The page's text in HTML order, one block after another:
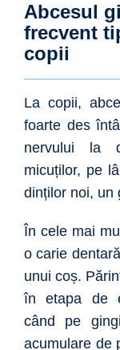
Abcesul
frecvent
copii
La copii,
foarte des
nervului la
micuților, pe
dinților noi, un
În cele mai
o carie
unui coș.
în etapa de
când pe
acumulare de